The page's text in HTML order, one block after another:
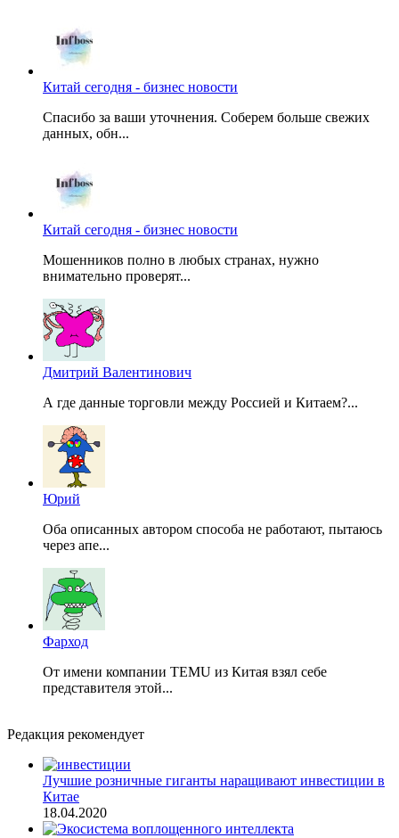
Китай сегодня - бизнес новости
Спасибо за ваши уточнения. Соберем больше свежих
данных, обн...
Китай сегодня - бизнес новости
Мошенников полно в любых странах, нужно
внимательно проверят...
Дмитрий Валентинович
А где данные торговли между Россией и Китаем?...
Юрий
Оба описанных автором способа не работают, пытаюсь
через апе...
Фарход
От имени компании TEMU из Китая взял себе
представителя этой...
Редакция рекомендует
Лучшие розничные гиганты наращивают инвестиции в
Китае
18.04.2020